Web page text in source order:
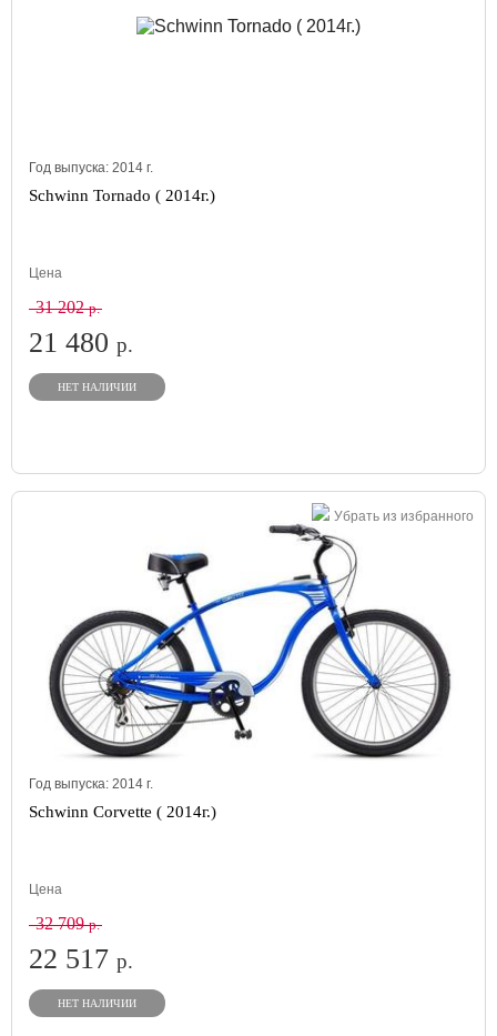
Год выпуска: 2014 г.
Schwinn Tornado ( 2014г.)
Цена
31 202р.
21 480 р.
НЕТ НАЛИЧИИ
Убрать из избранного
Год выпуска: 2014 г.
Schwinn Corvette ( 2014г.)
Цена
32 709р.
22 517 р.
НЕТ НАЛИЧИИ